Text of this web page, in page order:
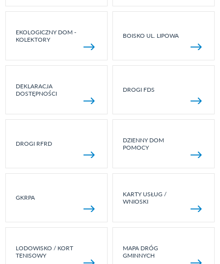
EKOLOGICZNY DOM -
KOLEKTORY
BOISKO UL. LIPOWA
DEKLARACJA
DOSTĘPNOŚCI
DROGI FDS
DROGI RFRD
DZIENNY DOM
POMOCY
GKRPA
KARTY USŁUG /
WNIOSKI
LODOWISKO / KORT
TENISOWY
MAPA DRÓG
GMINNYCH